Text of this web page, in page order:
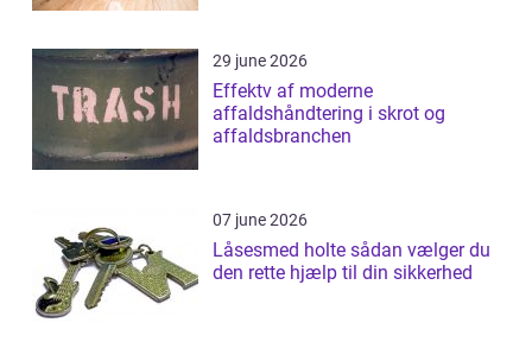
29 june 2026
Effektv af moderne
affaldshåndtering i skrot og
affaldsbranchen
07 june 2026
Låsesmed holte sådan vælger du
den rette hjælp til din sikkerhed